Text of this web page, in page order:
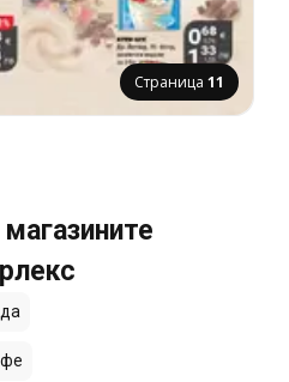
Страница 11